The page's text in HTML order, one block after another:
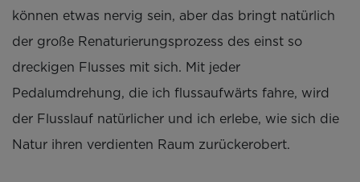
können etwas nervig sein, aber das bringt natürlich
der große Renaturierungsprozess des einst so
dreckigen Flusses mit sich. Mit jeder
Pedalumdrehung, die ich flussaufwärts fahre, wird
der Flusslauf natürlicher und ich erlebe, wie sich die
Natur ihren verdienten Raum zurückerobert.